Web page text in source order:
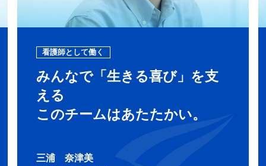
看護師として働く
みんなで「生きる喜び」を支
える
このチームはあたたかい。
三浦 奈津美